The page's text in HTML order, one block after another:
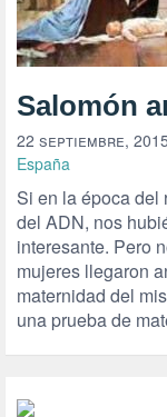
Salomón
22 septiembre, 2015
España
Si en la época
del ADN, nos
interesante. Pero
mujeres llegaron
maternidad del
una prueba de